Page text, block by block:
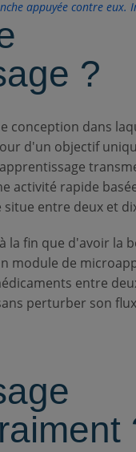
?
conception dans
d'un objectif
activité rapide
entre deux et
fin que d'avoir la
module de
entre
perturber son